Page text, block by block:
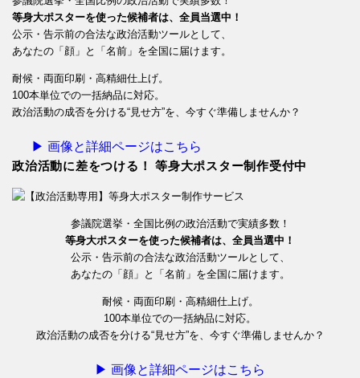
等身大ポスターを使った候補者は、全員当選中！
公示・告示前の合法な政治活動ツールとして、
あなたの「顔」と「名前」を全国に届けます。
耐候・両面印刷・高精細仕上げ。
100本単位での一括納品に対応。
政治活動の成否を分ける“見せ方”を、今すぐ準備しませんか？
▶ 画像と詳細ページはこちら
政治活動に差をつける！ 等身大ポスター制作受付中
参議院選挙・全国比例の政治活動で実績多数！
等身大ポスターを使った候補者は、全員当選中！
公示・告示前の合法な政治活動ツールとして、
あなたの「顔」と「名前」を全国に届けます。
耐候・両面印刷・高精細仕上げ。
100本単位での一括納品に対応。
政治活動の成否を分ける“見せ方”を、今すぐ準備しませんか？
▶ 画像と詳細ページはこちら